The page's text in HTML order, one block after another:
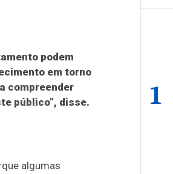
podem
em torno
compreender
público”, disse.
algumas
1